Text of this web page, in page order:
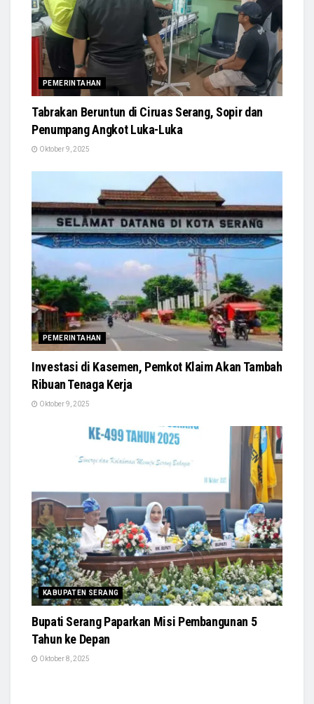
PEMERINTAHAN
Tabrakan Beruntun di Ciruas Serang, Sopir dan
Penumpang Angkot Luka-Luka
Oktober 9, 2025
PEMERINTAHAN
Investasi di Kasemen, Pemkot Klaim Akan Tambah
Ribuan Tenaga Kerja
Oktober 9, 2025
KABUPATEN SERANG
Bupati Serang Paparkan Misi Pembangunan 5
Tahun ke Depan
Oktober 8, 2025